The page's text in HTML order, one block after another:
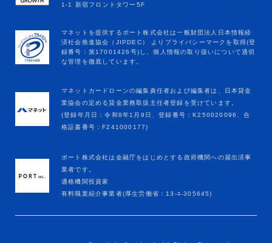
マネットカードローンの編集責任者および編集者は、日本貸金
業協会の定める貸金業務取扱主任者登録を受けています。
(登録年月日：令和8年1月9日、登録番号：K250020096、合
格証書番号：F241000177)
ポート株式会社は金融庁をはじめとする政府機関への届出済事
業者です。
適格機関投資家
有料職業紹介事業者(厚生労働省：13-ﾕ-305645)